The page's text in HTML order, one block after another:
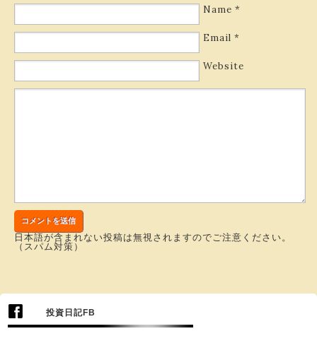
Name *
Email *
Website
日本語が含まれない投稿は無視されますのでご注意ください。
（スパム対策）
投資日記FB